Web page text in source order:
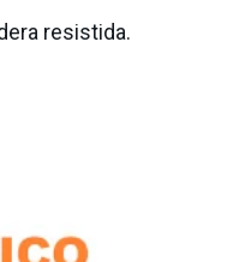
resistida.